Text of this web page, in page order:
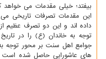
بیفتد؛ خیلی مقدمات می خواهد
این مقدمات تصرفات تاریخی
داده اند و این دو تصرف عظیم
توجه به خاندان (ع) را در
جوامع اهل سنت بر محور توجه به
های عاشورایی حاصل شده است